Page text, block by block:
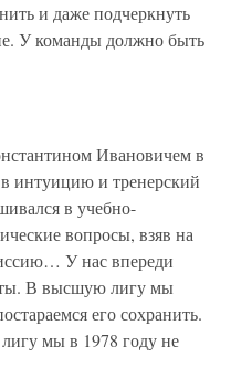
и даже подчеркнуть
У команды должно быть
Ивановичем в
интуицию и тренерский
в учебно-
вопросы, взяв на
У нас впереди
В высшую лигу мы
его сохранить.
мы в 1978 году не